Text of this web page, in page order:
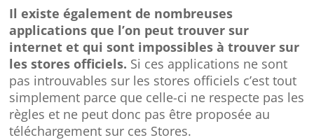
Il existe également de nombreuses
applications que l’on peut trouver sur
internet et qui sont impossibles à trouver sur
les stores officiels. Si ces applications ne sont
pas introuvables sur les stores officiels c’est tout
simplement parce que celle-ci ne respecte pas les
règles et ne peut donc pas être proposée au
téléchargement sur ces Stores.